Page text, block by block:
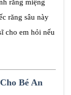
răng miệng
răng sâu này
cho em hỏi nếu
Bé An